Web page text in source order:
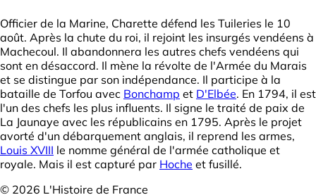
Officier de la Marine, Charette défend les Tuileries le 10
août. Après la chute du roi, il rejoint les insurgés vendéens à
Machecoul. Il abandonnera les autres chefs vendéens qui
sont en désaccord. Il mène la révolte de l'Armée du Marais
et se distingue par son indépendance. Il participe à la
bataille de Torfou avec Bonchamp et D'Elbée. En 1794, il est
l'un des chefs les plus influents. Il signe le traité de paix de
La Jaunaye avec les républicains en 1795. Après le projet
avorté d'un débarquement anglais, il reprend les armes,
Louis XVIII le nomme général de l'armée catholique et
royale. Mais il est capturé par Hoche et fusillé.
© 2026 L'Histoire de France